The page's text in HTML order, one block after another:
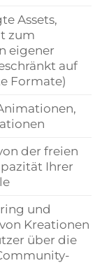
Assets,
zum
eigener
auf
Formate)
der freien
Ihrer
und
Kreationen
über die